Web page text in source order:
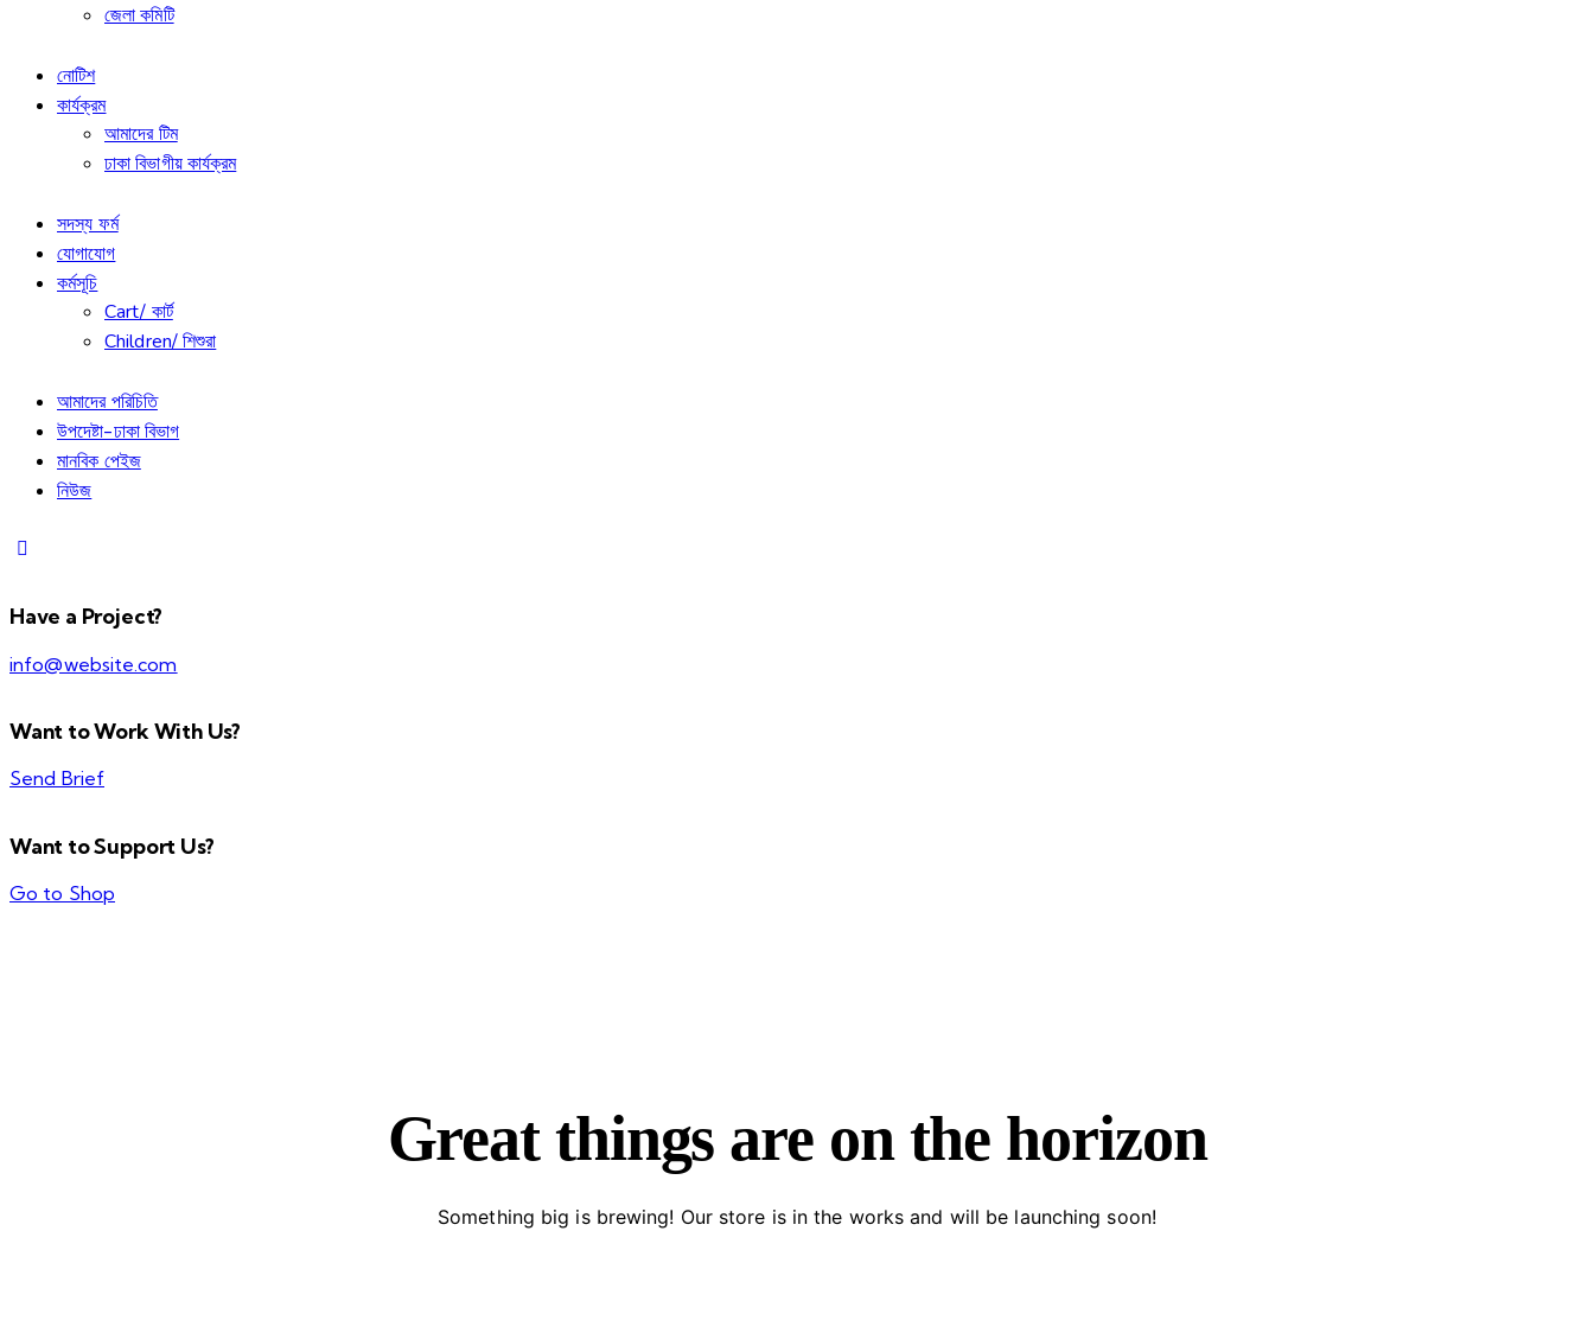
জেলা কমিটি
নোটিশ
কার্যক্রম
আমাদের টিম
ঢাকা বিভাগীয় কার্যক্রম
সদস্য ফর্ম
যোগাযোগ
কর্মসূচি
Cart/ কার্ট
Children/ শিশুরা
আমাদের পরিচিতি
উপদেষ্টা-ঢাকা বিভাগ
মানবিক পেইজ
নিউজ
Have a Project?
info@website.com
Want to Work With Us?
Send Brief
Want to Support Us?
Go to Shop
Great things are on the horizon
Something big is brewing! Our store is in the works and will be launching soon!